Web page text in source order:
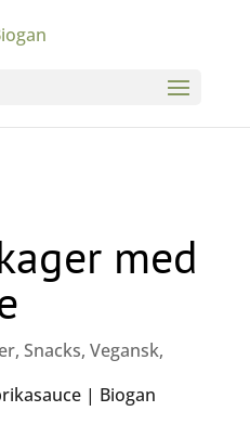
med
, Snacks, Vegansk,